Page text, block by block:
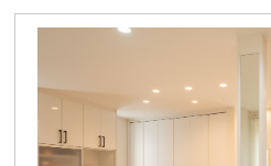
リフォームの流れ